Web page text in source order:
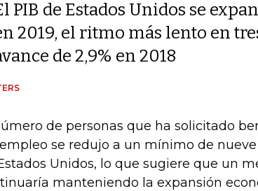
PIB de Estados Unidos se
2019, el ritmo más lento en
de 2,9% en 2018
de personas que ha solicitado
se redujo a un mínimo de
Unidos, lo que sugiere que un
manteniendo la expansión